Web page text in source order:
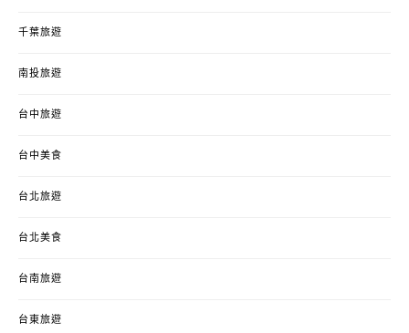
千葉旅遊
南投旅遊
台中旅遊
台中美食
台北旅遊
台北美食
台南旅遊
台東旅遊